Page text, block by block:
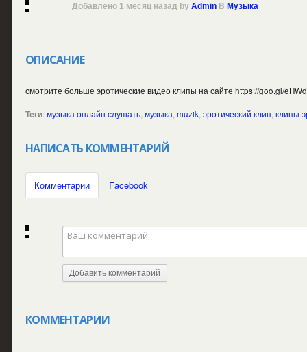
Добавлено 1 месяц назад byAdmin ВМузыка
ОПИСАНИЕ
смотрите больше эротические видео клипы на сайте https://goo.gl/
Теги: музыка онлайн слушать музыка muzik эротический клип клипы
НАПИСАТЬ КОММЕНТАРИЙ
Комментарии Facebook
Добавить комментарий
КОММЕНТАРИИ